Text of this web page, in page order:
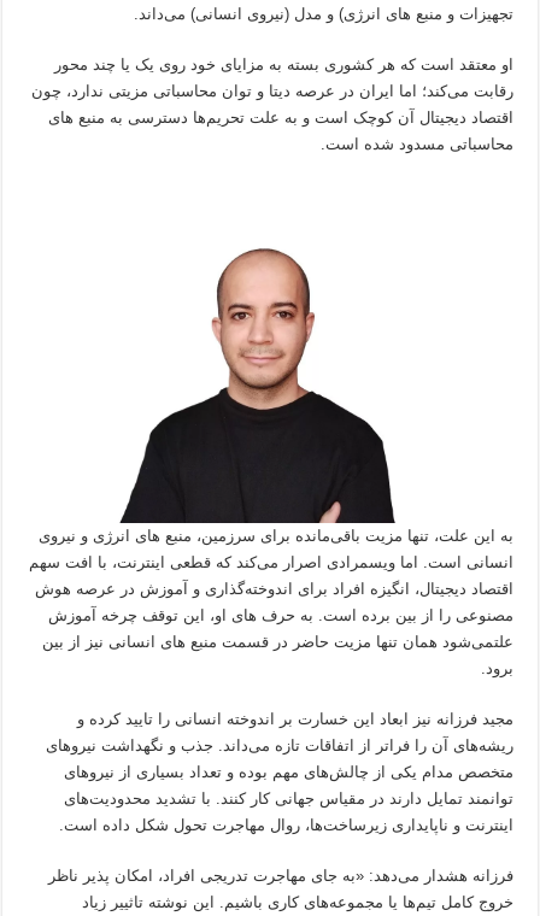
تجهیزات و منبع های انرژی) و مدل (نیروی انسانی) می‌داند.
او معتقد است که هر کشوری بسته به مزایای خود روی یک یا چند محور
رقابت می‌کند؛ اما ایران در عرصه دیتا و توان محاسباتی مزیتی ندارد، چون
اقتصاد دیجیتال آن کوچک است و به علت تحریم‌ها دسترسی به منبع های
محاسباتی مسدود شده است.
به این علت، تنها مزیت باقی‌مانده برای سرزمین، منبع های انرژی و نیروی
انسانی است. اما ویسمرادی اصرار می‌کند که قطعی اینترنت، با افت سهم
اقتصاد دیجیتال، انگیزه افراد برای اندوخته‌گذاری و آموزش در عرصه هوش
مصنوعی را از بین برده است. به حرف های او، این توقف چرخه آموزش
علتمی‌شود همان تنها مزیت حاضر در قسمت منبع های انسانی نیز از بین
برود.
مجید فرزانه نیز ابعاد این خسارت بر اندوخته انسانی را تایید کرده و
ریشه‌های آن را فراتر از اتفاقات تازه می‌داند. جذب و نگهداشت نیروهای
متخصص مدام یکی از چالش‌های مهم بوده و تعداد بسیاری از نیروهای
توانمند تمایل دارند در مقیاس جهانی کار کنند. با تشدید محدودیت‌های
اینترنت و ناپایداری زیرساخت‌ها، روال مهاجرت تحول شکل داده است.
فرزانه هشدار می‌دهد: «به جای مهاجرت تدریجی افراد، امکان پذیر ناظر
خروج کامل تیم‌ها یا مجموعه‌های کاری باشیم. این نوشته تاثییر زیاد